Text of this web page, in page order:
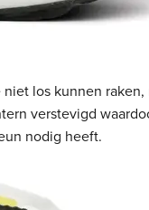
los kunnen raken,
verstevigd
nodig heeft.